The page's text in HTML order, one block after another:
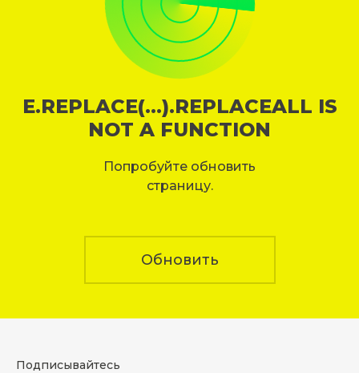
E.REPLACE(...).REPLACEALL IS
NOT A FUNCTION
Попробуйте обновить
страницу.
Обновить
Подписывайтесь